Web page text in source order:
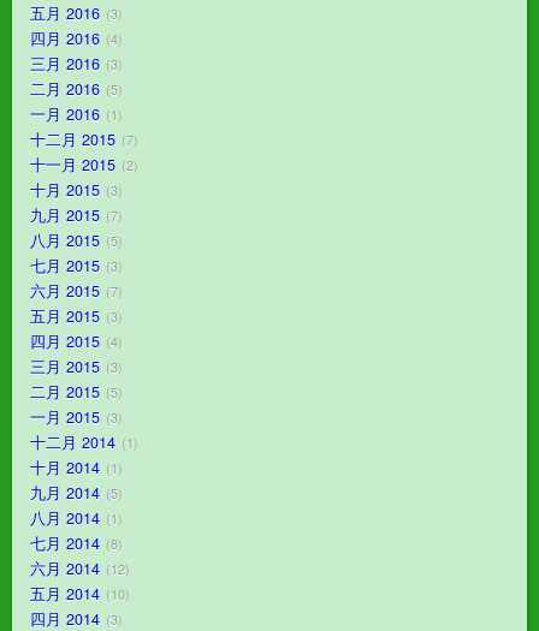
五月 2016 3
四月 2016 4
三月 2016 3
二月 2016 5
一月 2016 1
十二月 2015 7
十一月 2015 2
十月 2015 3
九月 2015 7
八月 2015 5
七月 2015 3
六月 2015 7
五月 2015 3
四月 2015 4
三月 2015 3
二月 2015 5
一月 2015 3
十二月 2014 1
十月 2014 1
九月 2014 5
八月 2014 1
七月 2014 8
六月 2014 12
五月 2014 10
四月 2014 3